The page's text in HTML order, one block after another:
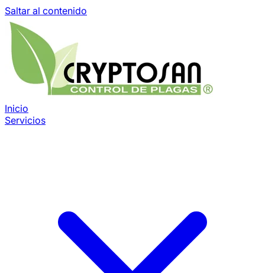
Saltar al contenido
Inicio
Servicios